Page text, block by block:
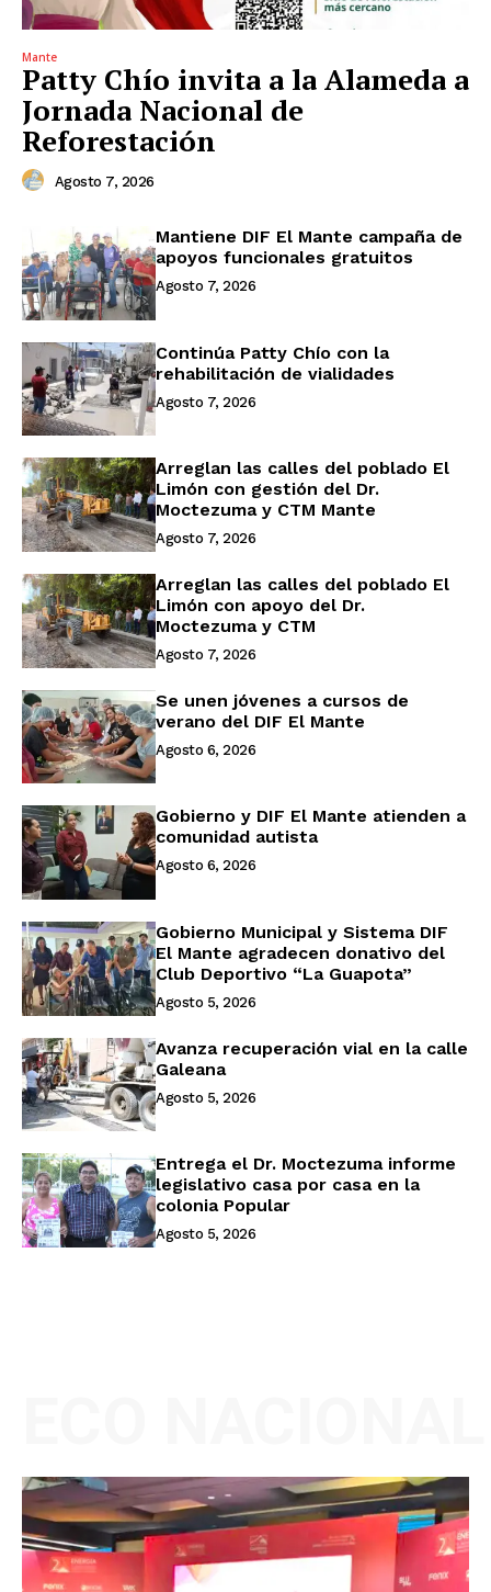
Mante
Patty Chío invita a la Alameda a
Jornada Nacional de
Reforestación
Agosto 7, 2026
Mantiene DIF El Mante campaña de
apoyos funcionales gratuitos
Agosto 7, 2026
Continúa Patty Chío con la
rehabilitación de vialidades
Agosto 7, 2026
Arreglan las calles del poblado El
Limón con gestión del Dr.
Moctezuma y CTM Mante
Agosto 7, 2026
Arreglan las calles del poblado El
Limón con apoyo del Dr.
Moctezuma y CTM
Agosto 7, 2026
Se unen jóvenes a cursos de
verano del DIF El Mante
Agosto 6, 2026
Gobierno y DIF El Mante atienden a
comunidad autista
Agosto 6, 2026
Gobierno Municipal y Sistema DIF
El Mante agradecen donativo del
Club Deportivo “La Guapota”
Agosto 5, 2026
Avanza recuperación vial en la calle
Galeana
Agosto 5, 2026
Entrega el Dr. Moctezuma informe
legislativo casa por casa en la
colonia Popular
Agosto 5, 2026